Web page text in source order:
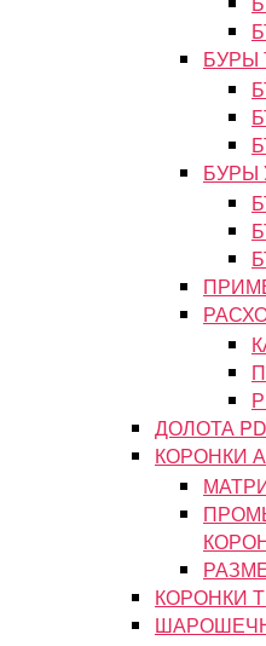
БУРЫ
БУРЫ
ДОЛОТА
КОРОНКИ
КОРОНКИ